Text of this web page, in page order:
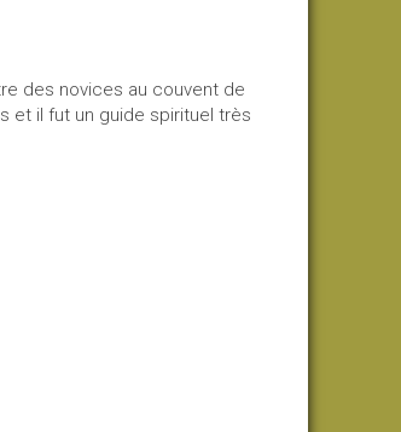
des novices au couvent de
et il fut un guide spirituel très